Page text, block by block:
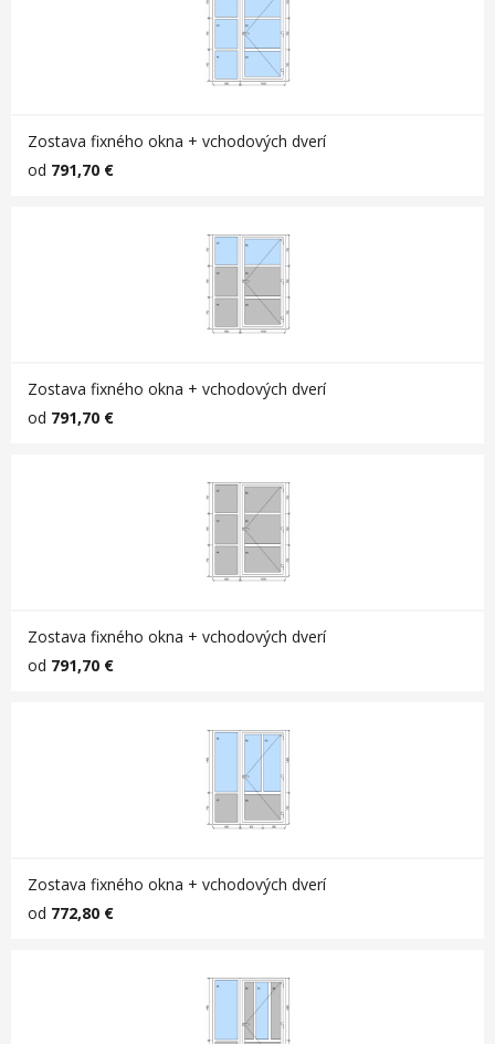
Zostava fixného okna + vchodových dverí
od 791,70 €
Zostava fixného okna + vchodových dverí
od 791,70 €
Zostava fixného okna + vchodových dverí
od 791,70 €
Zostava fixného okna + vchodových dverí
od 772,80 €